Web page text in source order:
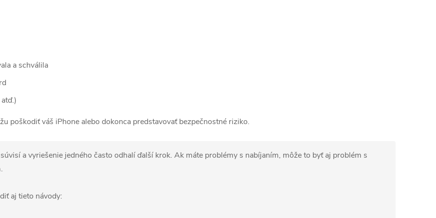
a schválila
poškodiť váš iPhone alebo dokonca predstavovať bezpečnostné riziko.
a vyriešenie jedného často odhalí ďalší krok. Ak máte problémy s nabíjaním, môže to byť aj problém s
aj tieto návody: